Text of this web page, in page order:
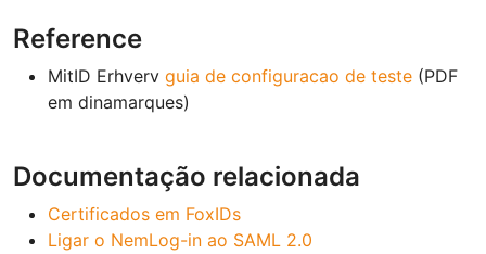
Reference
MitID Erhverv guia de configuracao de teste (PDF
em dinamarques)
Documentação relacionada
Certificados em FoxIDs
Ligar o NemLog-in ao SAML 2.0